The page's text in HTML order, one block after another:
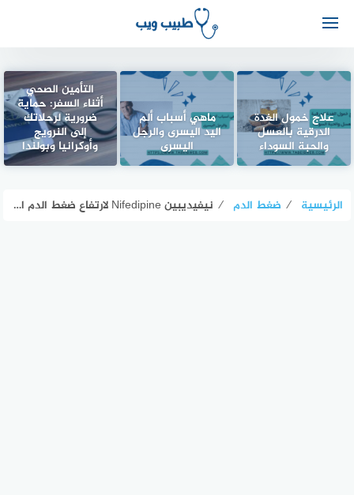
علاج خمول الغدة
الدرقية بالعسل
والحبة السوداء
ماهي أسباب ألم
اليد اليسرى والرجل
اليسرى
التأمين الصحي
أثناء السفر: حماية
ضرورية لرحلاتك
إلى النرويج
وأوكرانيا وبولندا
الرئيسية ⁄ ضغط الدم ⁄ نيفيديبين Nifedipine لارتفاع ضغط الدم الجرعات والمحاذير